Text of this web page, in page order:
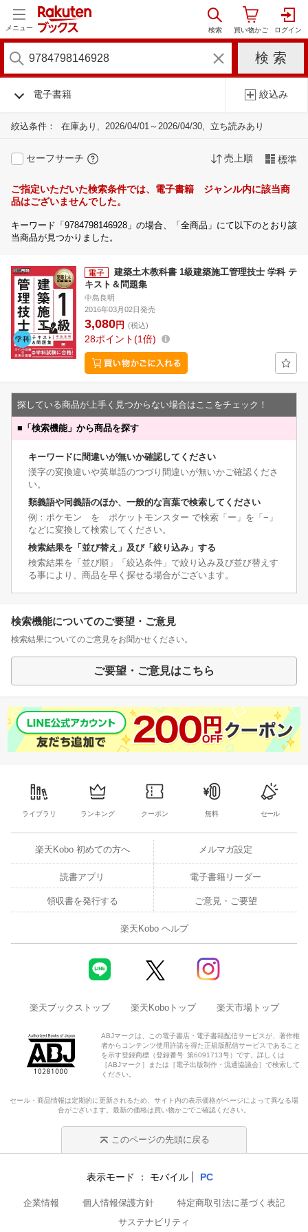
メニュー
電子書籍 絞込み
絞込条件： 在庫あり 2026/04/01～2026/04/30 立ち読みあり
セーフサーチ 売上順 標準
ご指定いただいた検索条件では、電子書籍 ジャンル内に該当商
品はございませんでした。
キーワード「9784798146928」の場合、「全商品」にて以下のとおり該
当商品が見つかりました。
建築土木教科書 1級建築施工管理技士 学科 テ
キスト＆問題集
中島良明
2016年03月02日発売
3,080円 (税込)
28ポイント 1倍
探している商品が上手く見つからない場合はここをチェック！
■ 「検索機能」から商品を探す
キーワードに間違いが無いか確認してください
漢字の変換違いや英単語のつづり間違いが無いかご確認くださ
い。
類義語や同義語のほか、一般的な言葉で検索してください
例：ポケモン を ポケットモンスター で検索「ー」を「−」
などに変換して検索してください。
検索結果を「並び替え」及び「絞り込み」する
検索結果を「並び順」「絞込条件」で絞り込み及び並び替えす
る事により、商品を早く探せる場合がございます。
検索機能についてのご要望・ご意見
検索結果についてのご意見をお聞かせください。
ご要望・ご意見はこちら
ライブラリ ランキング クーポン 無料 セール
楽天Kobo 初めての方へ メルマガ設定
読書アプリ 電子書籍リーダー
領収書を発行する ご意見・ご要望
楽天Kobo ヘルプ
楽天ブックストップ 楽天Koboトップ 楽天市場トップ
ABJマークは、この電子書店・電子書籍配信サービスが、著作権
者からコンテンツ使用許諾を得た正規版配信サービスであること
を示す登録商標（登録番号 第6091713号）です。詳しくは
［ABJマーク］または［電子出版制作・流通協議会］で検索して
ください。
セール・商品情報は定期的に更新されるため、サイト内の表示価格がページによって異なる場
合がございます。最新の価格は買い物かごでご確認ください。
このページの先頭に戻る
表示モード モバイル PC
企業情報 個人情報保護方針
特定商取引法に基づく表記
サステナビリティ